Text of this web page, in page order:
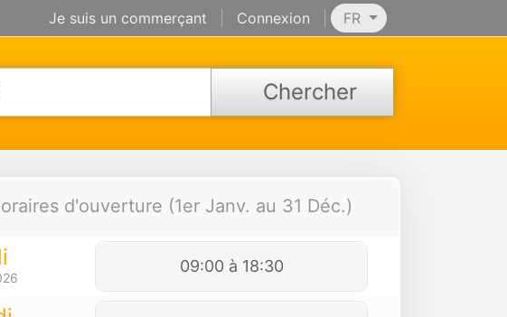
Je suis un commerçant Connexion FR
Chercher
d'ouverture (1er Janv. au 31 Déc.)
09:00 à 18:30